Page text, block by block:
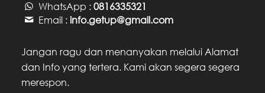
WhatsApp :0816335321
Email :info.getup@gmail.com
Jangan ragu dan menanyakan melalui Alamat
dan Info yang tertera. Kami akan segera segera
merespon.